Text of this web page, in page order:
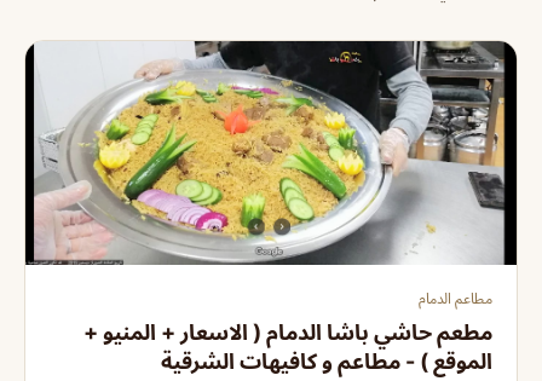
مطاعم الدمام
مطعم حاشي باشا الدمام ( الاسعار + المنيو +
الموقع ) - مطاعم و كافيهات الشرقية